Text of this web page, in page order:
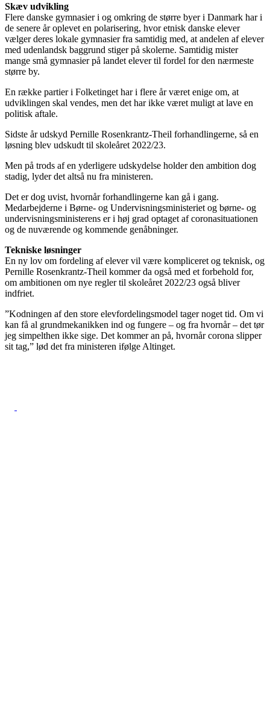
Skæv udvikling
Flere danske gymnasier i og omkring de større byer i Danmark har i
de senere år oplevet en polarisering, hvor etnisk danske elever
vælger deres lokale gymnasier fra samtidig med, at andelen af elever
med udenlandsk baggrund stiger på skolerne. Samtidig mister
mange små gymnasier på landet elever til fordel for den nærmeste
større by.
En række partier i Folketinget har i flere år været enige om, at
udviklingen skal vendes, men det har ikke været muligt at lave en
politisk aftale.
Sidste år udskyd Pernille Rosenkrantz-Theil forhandlingerne, så en
løsning blev udskudt til skoleåret 2022/23.
Men på trods af en yderligere udskydelse holder den ambition dog
stadig, lyder det altså nu fra ministeren.
Det er dog uvist, hvornår forhandlingerne kan gå i gang.
Medarbejderne i Børne- og Undervisningsministeriet og børne- og
undervisningsministerens er i høj grad optaget af coronasituationen
og de nuværende og kommende genåbninger.
Tekniske løsninger
En ny lov om fordeling af elever vil være kompliceret og teknisk, og
Pernille Rosenkrantz-Theil kommer da også med et forbehold for,
om ambitionen om nye regler til skoleåret 2022/23 også bliver
indfriet.
”Kodningen af den store elevfordelingsmodel tager noget tid. Om vi
kan få al grundmekanikken ind og fungere – og fra hvornår – det tør
jeg simpelthen ikke sige. Det kommer an på, hvornår corona slipper
sit tag,” lød det fra ministeren ifølge Altinget.